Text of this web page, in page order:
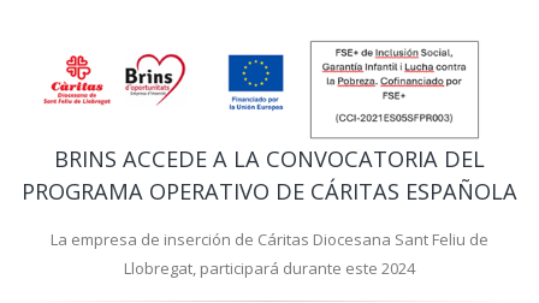
BRINS ACCEDE A LA CONVOCATORIA DEL
PROGRAMA OPERATIVO DE CÁRITAS ESPAÑOLA
La empresa de inserción de Cáritas Diocesana Sant Feliu de
Llobregat, participará durante este 2024